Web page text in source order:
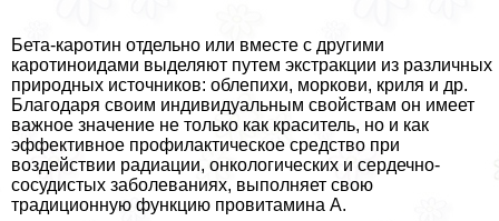
Бета-каротин отдельно или вместе с другими
каротиноидами выделяют путем экстpaкции из различных
природных источников: облепихи, моркови, криля и др.
Благодаря своим индивидуальным свойствам он имеет
важное значение не только как краситель, но и как
эффективное профилактическое средство при
воздействии радиации, oнкoлoгических и сердечно-
сосудистых заболеваниях, выполняет свою
традиционную функцию провитамина А.